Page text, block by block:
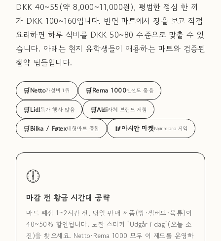
DKK 40~55(약 8,000~11,000원), 평범한 점심 한 끼
가 DKK 100~160입니다. 반면 마트에서 장을 보고 직접
요리하면 하루 식비를 DKK 50~80 수준으로 맞출 수 있
습니다. 아래는 현지 유학생들이 애용하는 마트와 검증된
절약 팁들입니다.
🛒Netto가성비 1위 🛒Rema 1000신선도 좋음
🛒Lidl특가 행사 많음 🛒Aldi자체 브랜드 저렴
🛒Bilka / Føtex대형마트 종합 🥢아시안 마켓Nørrebro 지역
🕕
마감 전 황금 시간대 공략
마트 폐점 1~2시간 전, 당일 판매 제품(빵·샐러드·육류)이
40~50% 할인됩니다. 노란 스티커 "Udgår i dag"(오늘 소
진)을 찾으세요. Netto·Rema 1000 모두 이 제도를 운영하